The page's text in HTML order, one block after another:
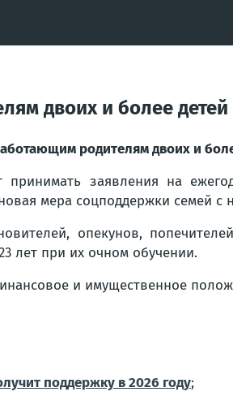
двоих и более детей
родителям двоих и
заявления на
мера соцподдержки семей с
опекунов,
лет при их очном обучении.
и имущественное
поддержку в 2026 году;